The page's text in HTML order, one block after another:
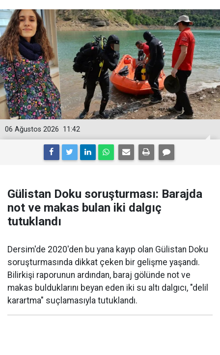
11:42
06 Ağustos 2026
Gülistan Doku soruşturması: Barajda
not ve makas bulan iki dalgıç
tutuklandı
Dersim'de 2020'den bu yana kayıp olan Gülistan Doku
soruşturmasında dikkat çeken bir gelişme yaşandı.
Bilirkişi raporunun ardından, baraj gölünde not ve
makas bulduklarını beyan eden iki su altı dalgıcı, "delil
karartma" suçlamasıyla tutuklandı.